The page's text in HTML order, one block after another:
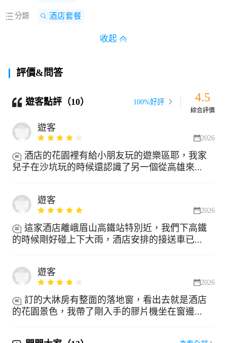
分類 酒店套餐
收起
評價&問答
遊客點評（10） 100%好評 4.5
綜合評價
遊客
2026
酒店的花園裡有給小朋友玩的遊樂區耶，我家
兒子在沙坑玩的時候還認識了另一個從高雄來...
遊客
2026
這家酒店離峨眉山高鐵站特別近，我們下高鐵
的時候剛好碰上下大雨，酒店安排的接送車已...
遊客
2026
訂的大牀房有整面的落地窗，看出去就是酒店
的花園景色，我帶了剛入手的膠片機坐在窗邊...